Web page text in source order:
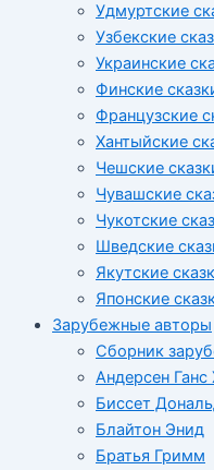
Удмуртские
Узбекские
Украинские
Финские
Французские
Хантыйские
Чешские
Чувашские
Чукотские
Шведские
Якутские
Японские
Зарубежные авторы
Сборник
Андерсен Ганс
Биссет
Блайтон Энид
Братья Гримм